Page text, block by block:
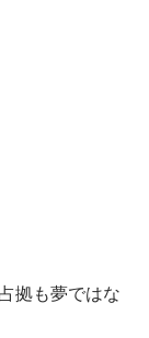
拠も夢ではな